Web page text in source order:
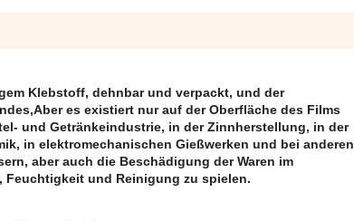
Klebstoff, dehnbar und verpackt, und der
es existiert nur auf der Oberfläche des Films
und Getränkeindustrie, in der Zinnherstellung, in der
in elektromechanischen Gießwerken und bei anderen
aber auch die Beschädigung der Waren im
Feuchtigkeit und Reinigung zu spielen.